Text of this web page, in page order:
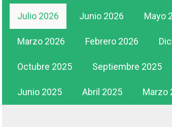
Julio 2026 Junio 2026 Mayo
Marzo 2026 Febrero 2026
Octubre 2025 Septiembre 2025
Junio 2025 Abril 2025 Marzo